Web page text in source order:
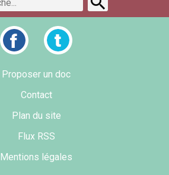
Proposer un doc
Contact
Plan du site
Flux RSS
Mentions légales